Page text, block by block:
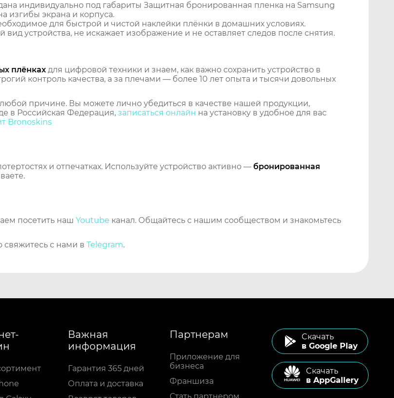
индивидуально под габариты Защитная бронированная пленка на Samsung
изгибы экрана и корпуса.
для быстрой и чистой наклейки плёнки в домашних условиях.
устройства, не искажает изображение и не оставляет следов после снятия.
плёнках для цифровой техники и знаем, как важно сохранить устройство в
контроль качества, а за плечами — более 10 лет опыта и тысячи довольных
причине. Вы можете лично убедиться в качестве нашей продукции,
в Российская Федерация, записаться онлайн на установку в удобное для вас
Bronoskins
и отпечатках. Используйте устройство активно — бронированная
посетить наш Youtube канал. Общайтесь с нашим сообществом и знакомьтесь
свяжитесь с нами в Telegram.
Важная
информация
Гарантия 365 дней
Оплата и доставка
Партнерам
Приложение для
бизнеса
Франшиза
Cкачать
в Google Play
Cкачать
в AppGallery